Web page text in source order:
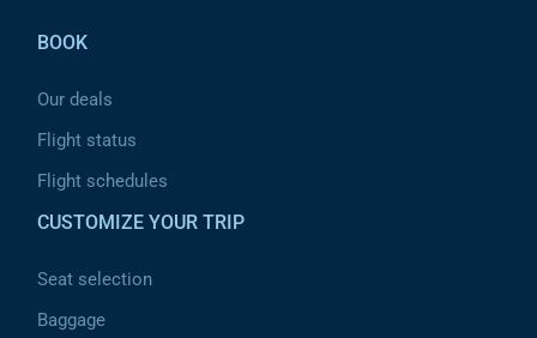
BOOK
Our deals
Flight status
Flight schedules
CUSTOMIZE YOUR TRIP
Seat selection
Baggage